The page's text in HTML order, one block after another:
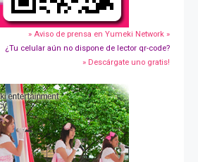
» Aviso de prensa en Yumeki Network »
¿Tu celular aún no dispone de lector qr-code?
» Descárgate uno gratis!